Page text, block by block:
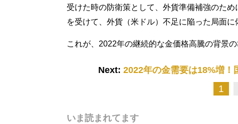
受けた時の防衛策として、外貨準備補強のた
を受けて、外貨（米ドル）不足に陥った局面
これが、2022年の継続的な金価格高騰の背景
Next: 2022年の金需要は18%増！
1
いま読まれてます